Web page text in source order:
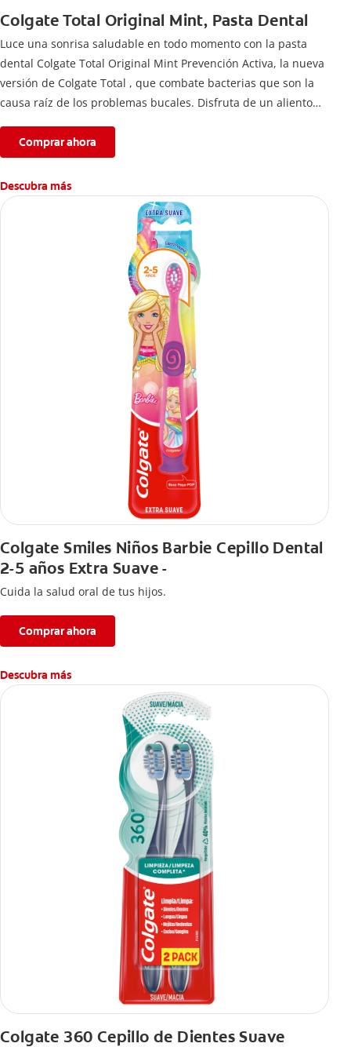
Colgate Total Original Mint, Pasta Dental
Luce una sonrisa saludable en todo momento con la pasta
dental Colgate Total Original Mint Prevención Activa, la nueva
versión de Colgate Total , que combate bacterias que son la
causa raíz de los problemas bucales. Disfruta de un aliento
fórmula con desempeño superior**** de la pasta de dientes
Colgate Total que te ofrece 24 horas** de protección
antibacterial.
****Vs crema dental regular con flúor sin ingrediente
**Con el cepillado 2 veces por día y uso continuo por 4
Comprar ahora
Descubra más
Colgate Smiles Niños Barbie Cepillo Dental
2-5 años Extra Suave -
Cuida la salud oral de tus hijos.
Comprar ahora
Descubra más
Colgate 360 Cepillo de Dientes Suave